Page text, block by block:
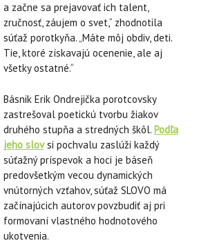
a začne sa prejavovať ich talent,
zručnosť, záujem o svet,“ zhodnotila
súťaž porotkyňa. „Máte môj obdiv, deti.
Tie, ktoré získavajú ocenenie, ale aj
všetky ostatné.“
Básnik Erik Ondrejička porotcovsky
zastrešoval poetickú tvorbu žiakov
druhého stupňa a stredných škôl. Podľa
jeho slovsi pochvalu zaslúži každý
súťažný príspevok a hoci je báseň
predovšetkým vecou dynamických
vnútorných vzťahov, súťaž SLOVO má
začínajúcich autorov povzbudiť aj pri
formovaní vlastného hodnotového
ukotvenia.